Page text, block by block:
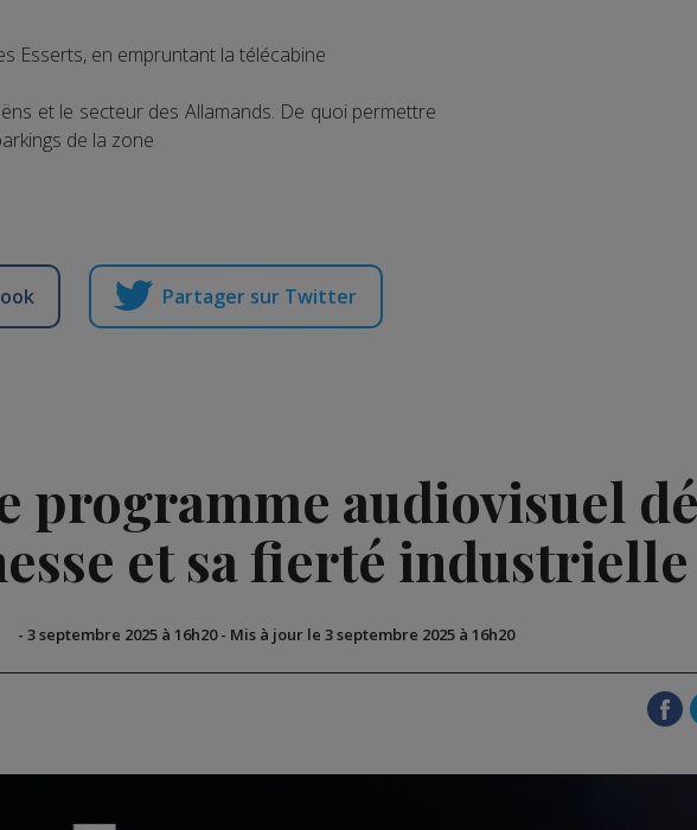
Esserts, en empruntant la télécabine
et le secteur des Allamands. De quoi permettre
de la zone
Partager sur Twitter
programme audiovisuel
et sa fierté industrielle
- 3 septembre 2025 à 16h20- Mis à jour le 3 septembre 2025 à 16h20